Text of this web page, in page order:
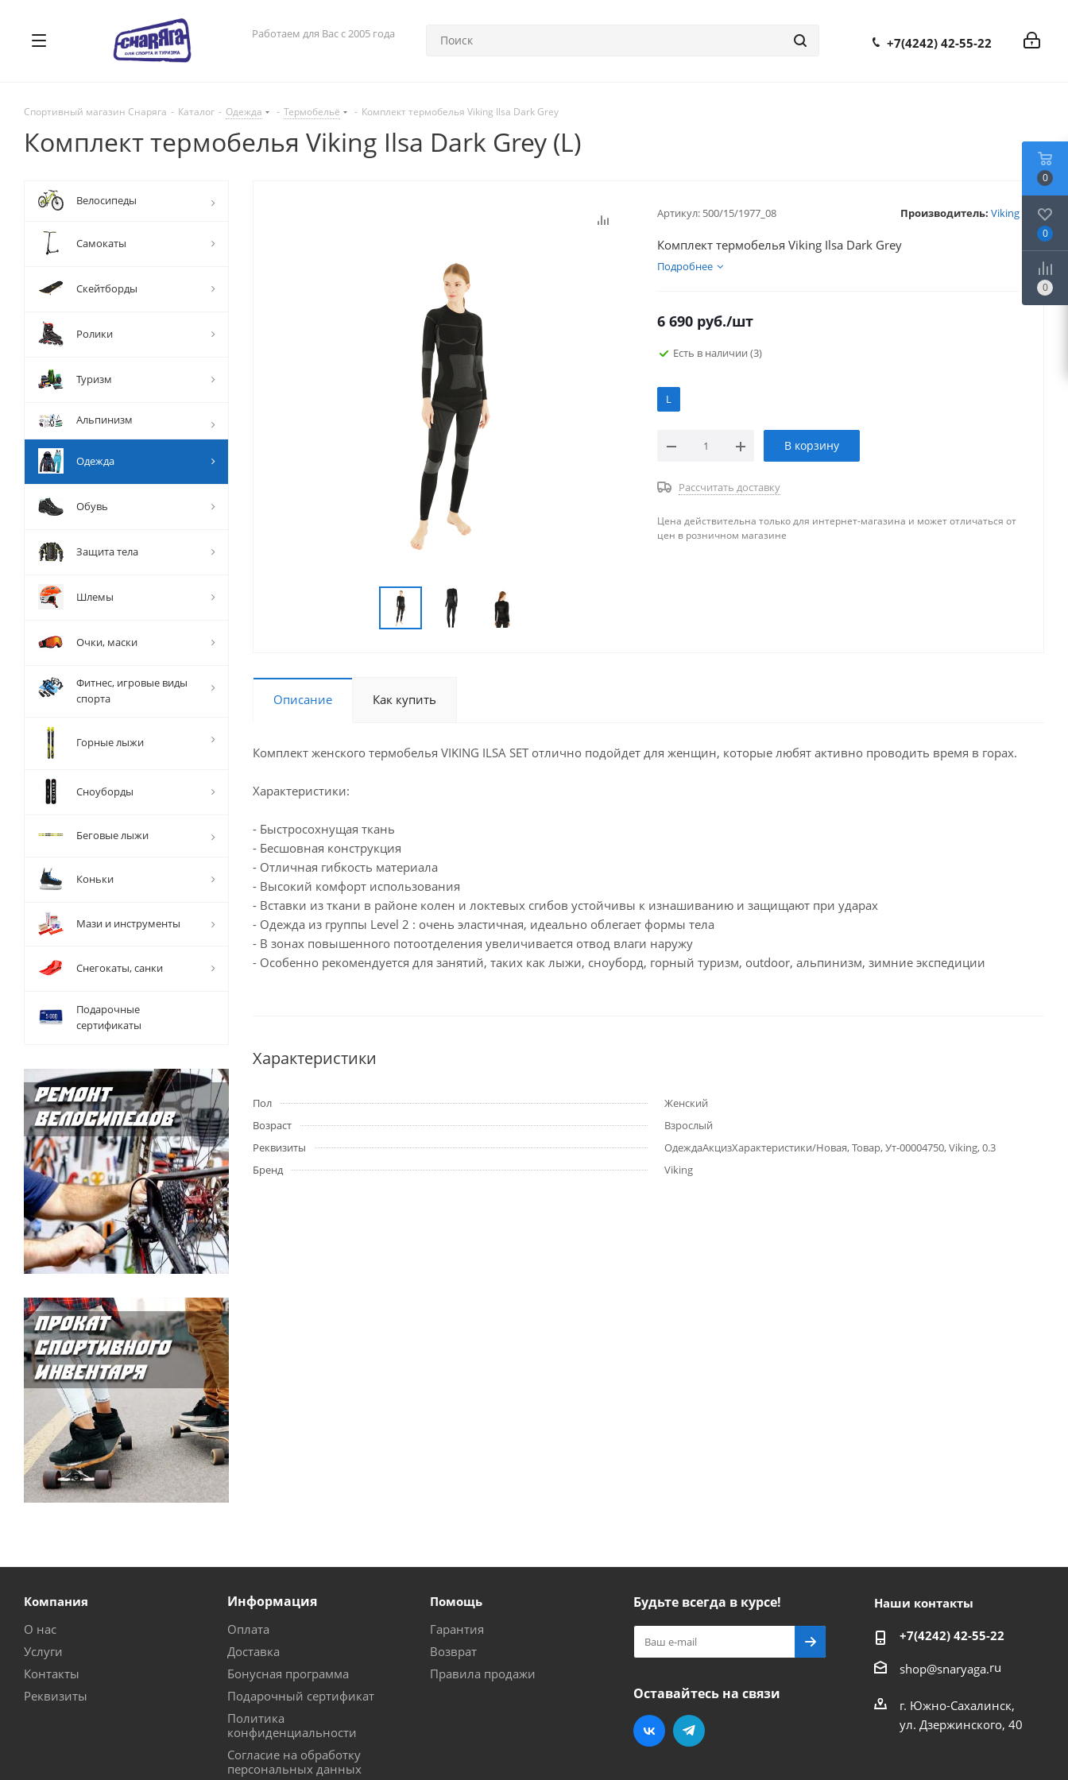
Работаем для Вас с 2005 года
+7(4242) 42-55-22
Спортивный магазин Снаряга - Каталог - Одежда - Термобельё - Комплект термобелья Viking Ilsa Dark Grey
Комплект термобелья Viking Ilsa Dark Grey (L)
Артикул: 500/15/1977_08 Производитель: Viking
Комплект термобелья Viking Ilsa Dark Grey
Подробнее
6 690 руб./шт
Есть в наличии (3)
L
В корзину
Рассчитать доставку
Цена действительна только для интернет-магазина и может отличаться от
цен в розничном магазине
Описание Как купить
Комплект женского термобелья VIKING ILSA SET отлично подойдет для женщин, которые любят активно проводить время в горах.
Характеристики:
- Быстросохнущая ткань
- Бесшовная конструкция
- Отличная гибкость материала
- Высокий комфорт использования
- Вставки из ткани в районе колен и локтевых сгибов устойчивы к изнашиванию и защищают при ударах
- Одежда из группы Level 2 : очень эластичная, идеально облегает формы тела
- В зонах повышенного потоотделения увеличивается отвод влаги наружу
- Особенно рекомендуется для занятий, таких как лыжи, сноуборд, горный туризм, outdoor, альпинизм, зимние экспедиции
Характеристики
Пол
Женский
Возраст
Взрослый
Реквизиты
ОдеждаАкцизХарактеристики/Новая, Товар, Ут-00004750, Viking, 0.3
Бренд
Viking
Велосипеды
Самокаты
Скейтборды
Ролики
Туризм
Альпинизм
Одежда
Обувь
Защита тела
Шлемы
Очки, маски
Фитнес, игровые виды
спорта
Горные лыжи
Сноуборды
Беговые лыжи
Коньки
Мази и инструменты
Снегокаты, санки
Подарочные
сертификаты
Компания
О нас
Услуги
Контакты
Реквизиты
Информация
Оплата
Доставка
Бонусная программа
Подарочный сертификат
Политика
конфиденциальности
Согласие на обработку
персональных данных
Помощь
Гарантия
Возврат
Правила продажи
Будьте всегда в курсе!
Оставайтесь на связи
Наши контакты
+7(4242) 42-55-22
shop@snaryaga.ru
г. Южно-Сахалинск,
ул. Дзержинского, 40
0
0
0